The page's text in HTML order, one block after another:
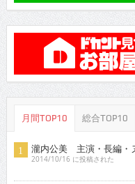
月間TOP10 総合TOP10
瀧内公美 主演・長編・
2014/10/16 に投稿された